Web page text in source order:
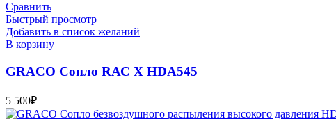
Сравнить
Быстрый просмотр
Добавить в список желаний
В корзину
GRACO Сопло RАС X HDA545
5 500₽